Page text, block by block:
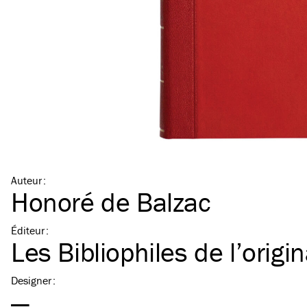
Auteur:
Honoré de Balzac
Éditeur:
Les Bibliophiles de
Designer: